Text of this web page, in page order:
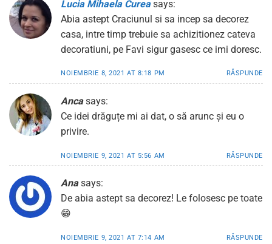
Lucia Mihaela Curea says:
Abia astept Craciunul si sa incep sa decorez
casa, intre timp trebuie sa achizitionez cateva
decoratiuni, pe Favi sigur gasesc ce imi doresc.
NOIEMBRIE 8, 2021 AT 8:18 PM RĂSPUNDE
Anca says:
Ce idei drăguțe mi ai dat, o să arunc și eu o
privire.
NOIEMBRIE 9, 2021 AT 5:56 AM RĂSPUNDE
Ana says:
De abia astept sa decorez! Le folosesc pe toate
😁
NOIEMBRIE 9, 2021 AT 7:14 AM RĂSPUNDE